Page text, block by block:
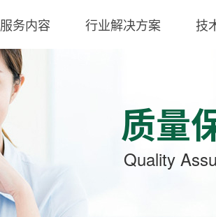
服务内容 行业解决方案 技
质量
Quality